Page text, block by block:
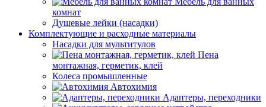
комнат
Душевые лейки (насадки)
Комплектующие и расходные материалы
Насадки для мультитулов
Пена
монтажная, герметик, клей
Колеса промышленные
Автохимия
Адаптеры, переходники